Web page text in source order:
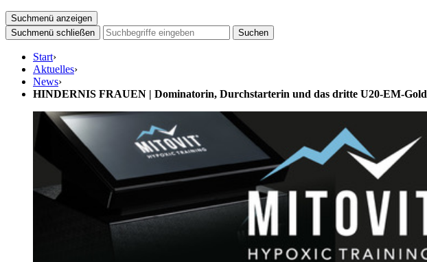
Suchmenü anzeigen
Suchmenü schließen
Suchen
Start›
Aktuelles›
News›
HINDERNIS FRAUEN | Dominatorin, Durchstarterin und das dritte U20-EM-